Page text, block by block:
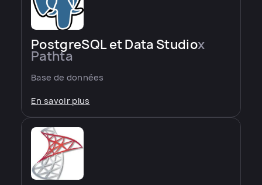
PostgreSQL et Data Studiox
Pathta
Base de données
En savoir plus